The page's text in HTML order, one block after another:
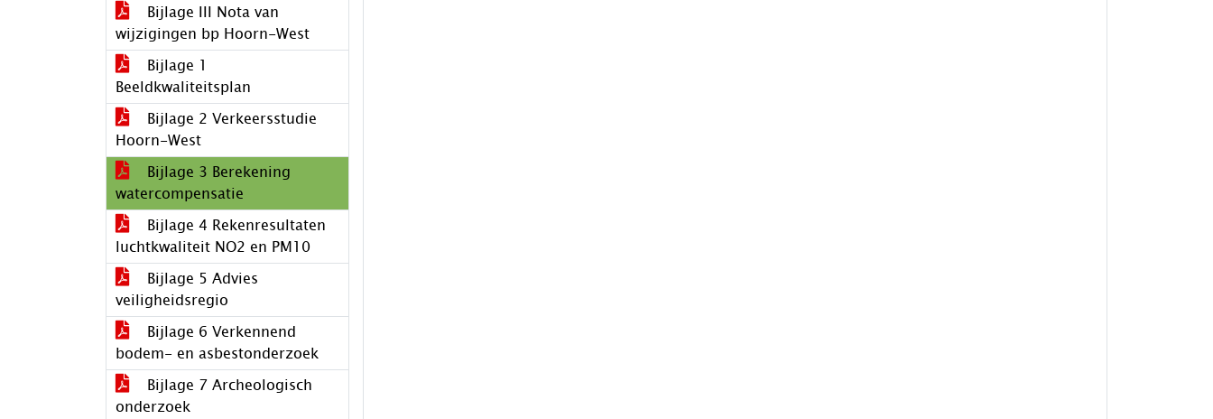
Bijlage III Nota van
wijzigingen bp Hoorn-West
Bijlage 1
Beeldkwaliteitsplan
Bijlage 2 Verkeersstudie
Hoorn-West
Bijlage 3 Berekening
watercompensatie
Bijlage 4 Rekenresultaten
luchtkwaliteit NO2 en PM10
Bijlage 5 Advies
veiligheidsregio
Bijlage 6 Verkennend
bodem- en asbestonderzoek
Bijlage 7 Archeologisch
onderzoek